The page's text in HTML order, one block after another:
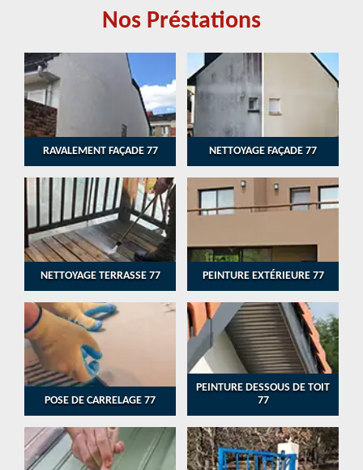
Nos Préstations
RAVALEMENT FAÇADE 77 NETTOYAGE FAÇADE 77
NETTOYAGE TERRASSE 77 PEINTURE EXTÉRIEURE 77
POSE DE CARRELAGE 77
PEINTURE DESSOUS DE TOIT
77